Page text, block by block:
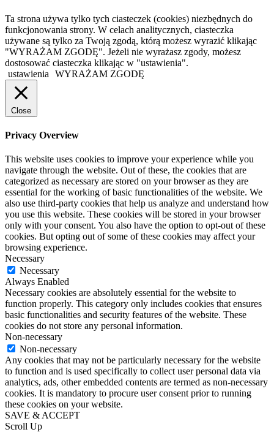
Ta strona używa tylko tych ciasteczek (cookies) niezbędnych do
funkcjonowania strony. W celach analitycznych, ciasteczka
używane są tylko za Twoją zgodą, którą możesz wyrazić klikając
"WYRAŻAM ZGODĘ". Jeżeli nie wyrażasz zgody, możesz
dostosować ciasteczka klikając w "ustawienia".
ustawienia
WYRAŻAM ZGODĘ
Close
Privacy Overview
This website uses cookies to improve your experience while you
navigate through the website. Out of these, the cookies that are
categorized as necessary are stored on your browser as they are
essential for the working of basic functionalities of the website. We
also use third-party cookies that help us analyze and understand how
you use this website. These cookies will be stored in your browser
only with your consent. You also have the option to opt-out of these
cookies. But opting out of some of these cookies may affect your
browsing experience.
Necessary
Necessary
Always Enabled
Necessary cookies are absolutely essential for the website to
function properly. This category only includes cookies that ensures
basic functionalities and security features of the website. These
cookies do not store any personal information.
Non-necessary
Non-necessary
Any cookies that may not be particularly necessary for the website
to function and is used specifically to collect user personal data via
analytics, ads, other embedded contents are termed as non-necessary
cookies. It is mandatory to procure user consent prior to running
these cookies on your website.
SAVE & ACCEPT
Scroll Up